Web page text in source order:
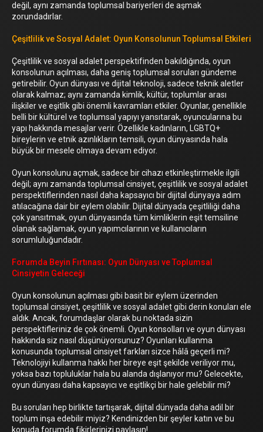
değil, aynı zamanda toplumsal bariyerleri de aşmak
zorundadırlar.
Çeşitlilik ve Sosyal Adalet: Oyun Konsolunun Toplumsal Etkileri
Çeşitlilik ve sosyal adalet perspektifinden bakıldığında, oyun
konsolunun açılması, daha geniş toplumsal soruları gündeme
getirebilir. Oyun dünyası ve dijital teknoloji, sadece teknik aletler
olarak kalmaz; aynı zamanda kimlik, kültür, toplumlar arası
ilişkiler ve eşitlik gibi önemli kavramları etkiler. Oyunlar, genellikle
belli bir kültürel ve toplumsal yapıyı yansıtarak, oyuncularına bu
yapı hakkında mesajlar verir. Özellikle kadınların, LGBTQ+
bireylerin ve etnik azınlıkların temsili, oyun dünyasında hala
büyük bir mesele olmaya devam ediyor.
Oyun konsolunu açmak, sadece bir cihazı etkinleştirmekle ilgili
değil; aynı zamanda toplumsal cinsiyet, çeşitlilik ve sosyal adalet
perspektiflerinden nasıl daha kapsayıcı bir dijital dünyaya adım
atılacağına dair bir eylem olabilir. Dijital dünyada çeşitliliği daha
çok yansıtmak, oyun dünyasında tüm kimliklerin eşit temsiline
olanak sağlamak, oyun yapımcılarının ve kullanıcıların
sorumluluğundadır.
Forumda Beyin Fırtınası: Oyun Dünyası ve Toplumsal
Cinsiyetin Geleceği
Oyun konsolunun açılması gibi basit bir eylem üzerinden
toplumsal cinsiyet, çeşitlilik ve sosyal adalet gibi derin konuları ele
aldık. Ancak, forumdaşlar olarak bu noktada sizin
perspektifleriniz de çok önemli. Oyun konsolları ve oyun dünyası
hakkında siz nasıl düşünüyorsunuz? Oyunları kullanma
konusunda toplumsal cinsiyet farkları sizce hâlâ geçerli mi?
Teknolojiyi kullanma hakkı her bireye eşit şekilde veriliyor mu,
yoksa bazı topluluklar hala bu alanda dışlanıyor mu? Gelecekte,
oyun dünyası daha kapsayıcı ve eşitlikçi bir hale gelebilir mi?
Bu soruları hep birlikte tartışarak, dijital dünyada daha adil bir
toplum inşa edebilir miyiz? Kendinizden bir şeyler katın ve bu
konuda forumda fikirlerinizi paylaşın!